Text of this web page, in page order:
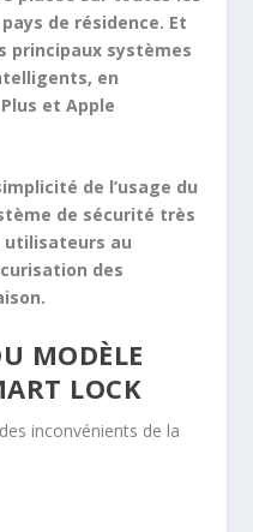
de résidence. Et
principaux systèmes
en
et Apple
de l’usage du
de sécurité très
utilisateurs au
des
MODÈLE
LOCK
inconvénients de la